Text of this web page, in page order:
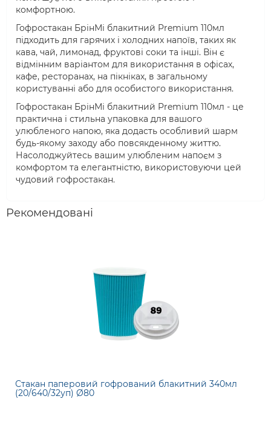
комфортною.
Гофростакан БрінМі блакитний Premium 110мл
підходить для гарячих і холодних напоїв, таких як
кава, чай, лимонад, фруктові соки та інші. Він є
відмінним варіантом для використання в офісах,
кафе, ресторанах, на пікніках, в загальному
користуванні або для особистого використання.
Гофростакан БрінМі блакитний Premium 110мл - це
практична і стильна упаковка для вашого
улюбленого напою, яка додасть особливий шарм
будь-якому заходу або повсякденному життю.
Насолоджуйтесь вашим улюбленим напоєм з
комфортом та елегантністю, використовуючи цей
чудовий гофростакан.
Рекомендовані
Стакан паперовий гофрований блакитний 340мл
(20/640/32уп) Ø80